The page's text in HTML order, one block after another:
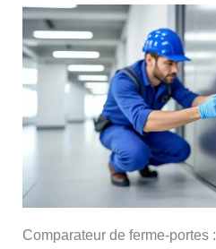
Comparateur de ferme-portes